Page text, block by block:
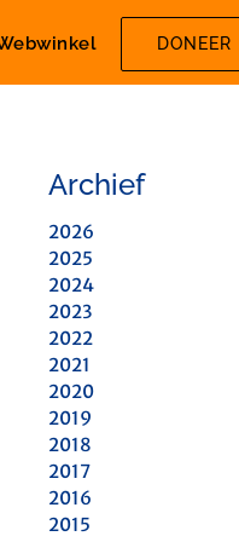
DONEER
Archief
2026
2025
2024
2023
2022
2021
2020
2019
2018
2017
2016
2015